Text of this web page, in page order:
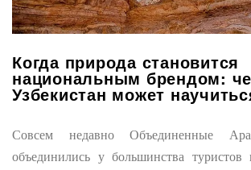
Когда природа становится
национальным брендом:
Узбекистан может
Совсем недавно Объединенные
объединились у большинства туристов